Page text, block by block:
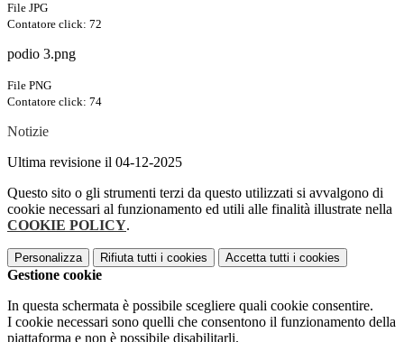
File JPG
Contatore click: 72
podio 3.png
File PNG
Contatore click: 74
Notizie
Ultima revisione il 04-12-2025
Questo sito o gli strumenti terzi da questo utilizzati si avvalgono di
cookie necessari al funzionamento ed utili alle finalità illustrate nella
COOKIE POLICY.
Personalizza Rifiuta tutti i cookies Accetta tutti i cookies
Gestione cookie
In questa schermata è possibile scegliere quali cookie consentire.
I cookie necessari sono quelli che consentono il funzionamento della
piattaforma e non è possibile disabilitarli.